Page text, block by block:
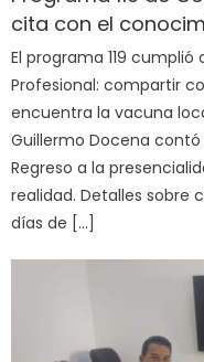
cita con el
El programa 119
Profesional: compartir
encuentra la vacuna
Guillermo Docena
Regreso a la
realidad. Detalles sobre
días de […]